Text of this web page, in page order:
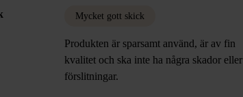
Mycket gott skick
Produkten är sparsamt använd, är av fin
kvalitet och ska inte ha några skador eller
förslitningar.